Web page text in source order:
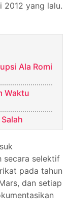
2012 yang lalu.
Ala Romi
Waktu
secara selektif
pada tahun
dan setiap